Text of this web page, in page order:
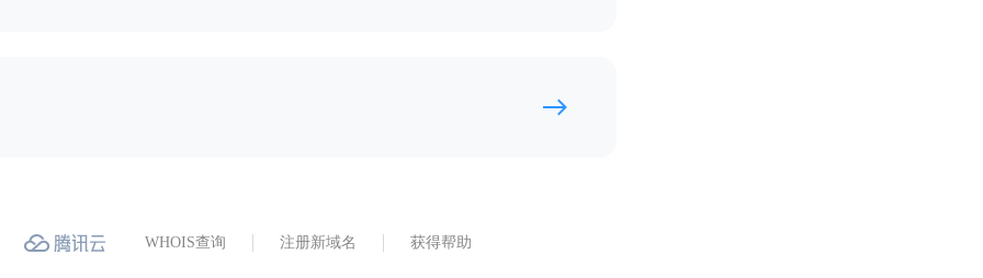
WHOIS查询 注册新域名 获得帮助